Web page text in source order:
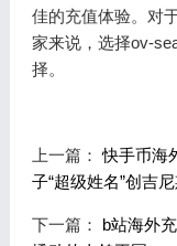
佳的充值体验。对
家来说，选择ov-
择。
上一篇：快手币海
子“超级姓名”创吉
下一篇： b站海外